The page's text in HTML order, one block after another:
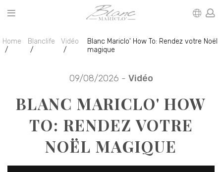
Home Blanclife Vidéo
Blanc Mariclo' How To: Rendez votre Noël
magique
09/08/2026 - Vidéo
BLANC MARICLO' HOW
TO: RENDEZ VOTRE
NOËL MAGIQUE